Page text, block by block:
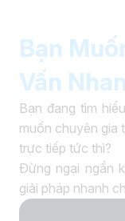
Bạn
Vấn
Bạn đang tìm
muốn chuyên gia
trực tiếp tức thì?
Đừng ngại ngần
giải pháp nhanh